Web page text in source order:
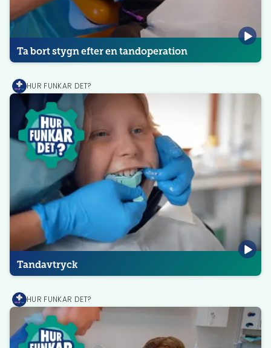
Ta bort stygn efter en tandoperation
MediPrep
HUR FUNKAR DET?
Tandavtryck
MediPrep
HUR FUNKAR DET?